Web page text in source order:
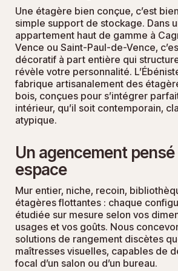
Une étagère bien conçue, c’est
simple support de stockage. Dans
appartement haut de gamme à
Vence ou Saint-Paul-de-Vence,
décoratif à part entière qui
révèle votre personnalité.
fabrique artisanalement des
bois, conçues pour s’intégrer
intérieur, qu’il soit contemporain,
atypique.
Un agencement
espace
Mur entier, niche, recoin,
étagères flottantes : chaque
étudiée sur mesure selon vos
usages et vos goûts. Nous
solutions de rangement discètes
maîtresses visuelles, capables de
focal d’un salon ou d’un bureau.